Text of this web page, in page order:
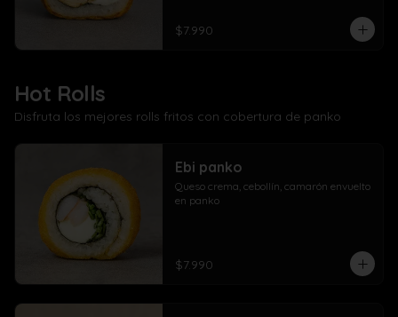
$7.990
Hot Rolls
Disfruta los mejores rolls fritos con cobertura de panko
Ebi panko
Queso crema, cebollín, camarón envuelto
en panko
$7.990